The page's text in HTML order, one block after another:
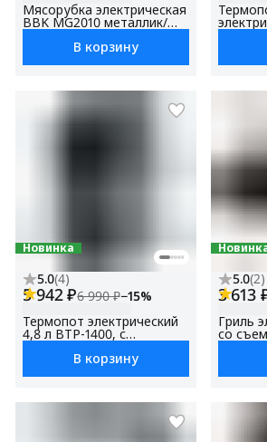
Мясорубка электрическая
BBK MG2010 металлик/
черный, макс. мощность
2000 Вт, функция
реверса, 4 насадки в
В корзину
Новинка
5.0(4)
5 942 ₽6 990 ₽−15%
Термопот электрический
4,8 л BTP-1400, с
поддержанием
температуры,LED-
дисплей, Блокировка от
В корзину
5.0(2)
3 613
Гриль
со